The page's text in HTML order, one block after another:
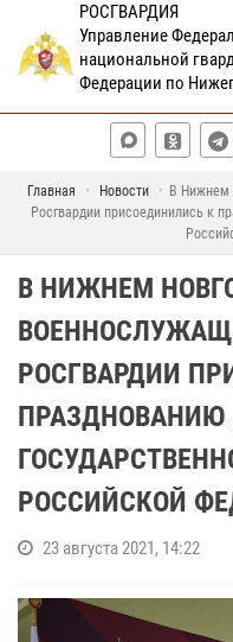
РОСГВАРДИЯ
Управление
национальной
Федерации по
Главная Новости
В Нижнем
Росгвардии присоединились к
В НИЖНЕМ
РОСГВАРДИИ
ПРАЗДНОВАНИЮ
РОССИЙСКОЙ
23 августа 2021, 14:22